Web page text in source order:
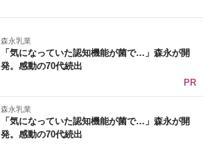
森永乳業
「気になっていた認知機能が菌で…」森永が開
発。感動の70代続出
PR
森永乳業
「気になっていた認知機能が菌で…」森永が開
発。感動の70代続出